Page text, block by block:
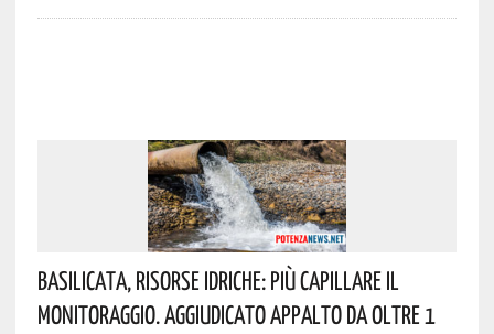
Basilicata, Risorse Idriche: Più Capillare Il
Monitoraggio. Aggiudicato Appalto Da Oltre 1